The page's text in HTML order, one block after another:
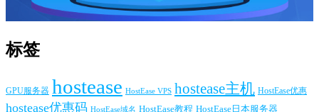
标签
GPU服务器 hostease HostEase VPS hostease主机 HostEase优惠
hostease优惠码 HostEase域名 HostEase教程 HostEase日本服务器